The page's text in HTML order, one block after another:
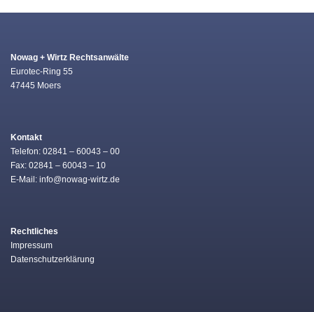
Nowag + Wirtz Rechtsanwälte
Eurotec-Ring 55
47445 Moers
Kontakt
Telefon: 02841 – 60043 – 00
Fax: 02841 – 60043 – 10
E-Mail: info@nowag-wirtz.de
Rechtliches
Impressum
Datenschutzerklärung